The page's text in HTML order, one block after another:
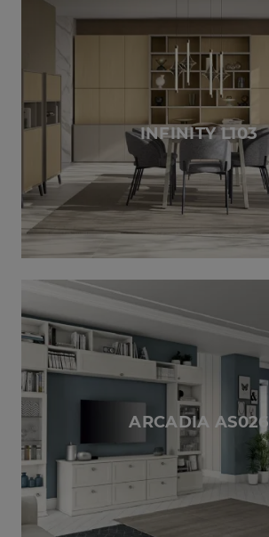
INFINITY L103
ARCADIA AS026